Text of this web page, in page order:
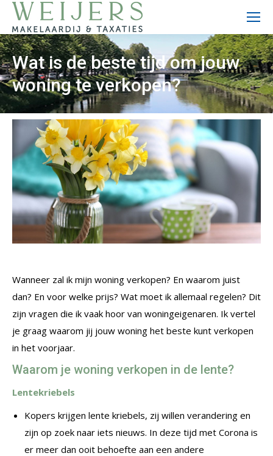
Wat is de beste tijd om jouw
woning te verkopen?
Wanneer zal ik mijn woning verkopen? En waarom juist
dan? En voor welke prijs? Wat moet ik allemaal regelen? Dit
zijn vragen die ik vaak hoor van woningeigenaren. Ik vertel
je graag waarom jij jouw woning het beste kunt verkopen
in het voorjaar.
Waarom je woning verkopen in de lente?
Lentekriebels
Kopers krijgen lente kriebels, zij willen verandering en
zijn op zoek naar iets nieuws. In deze tijd met Corona is
er meer dan ooit behoefte aan een andere